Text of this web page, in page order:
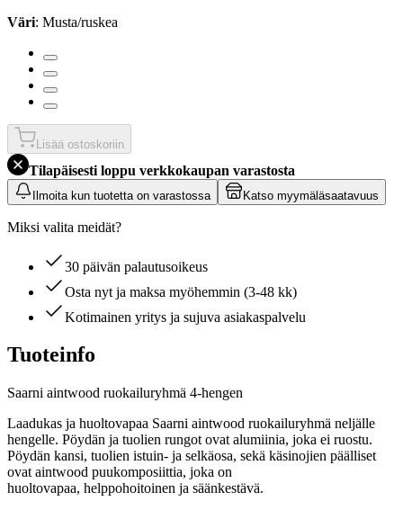
Väri: Musta/ruskea
Lisää ostoskoriin
Tilapäisesti loppu verkkokaupan varastosta
Ilmoita kun tuotetta on varastossa Katso myymäläsaatavuus
Miksi valita meidät?
30 päivän palautusoikeus
Osta nyt ja maksa myöhemmin (3-48 kk)
Kotimainen yritys ja sujuva asiakaspalvelu
Tuoteinfo
Saarni aintwood ruokailuryhmä 4-hengen
Laadukas ja huoltovapaa Saarni aintwood ruokailuryhmä neljälle
hengelle. Pöydän ja tuolien rungot ovat alumiinia, joka ei ruostu.
Pöydän kansi, tuolien istuin- ja selkäosa, sekä käsinojien päälliset
ovat aintwood puukomposiittia, joka on
huoltovapaa, helppohoitoinen ja säänkestävä.